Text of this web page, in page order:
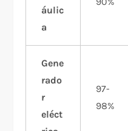
áulic
a
Gene
rado
r
eléct
97-
98%